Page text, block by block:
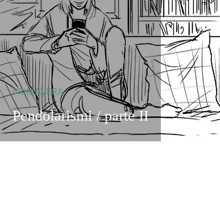
Pendolarismi / parte II
PRIMAVERA